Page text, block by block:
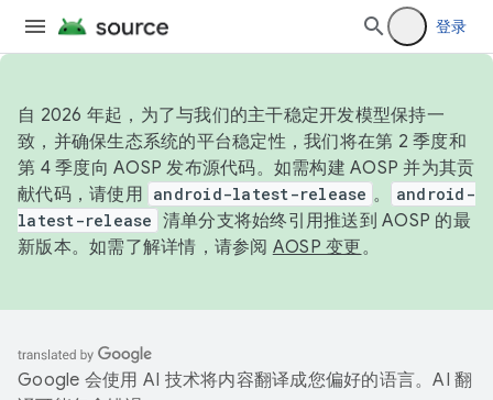
登录
自 2026 年起，为了与我们的主干稳定开发模型保持一
致，并确保生态系统的平台稳定性，我们将在第 2 季度和
第 4 季度向 AOSP 发布源代码。如需构建 AOSP 并为其贡
献代码，请使用 android-latest-release 。
android-
latest-release 清单分支将始终引用推送到 AOSP 的最
新版本。如需了解详情，请参阅 AOSP 变更。
Google 会使用 AI 技术将内容翻译成您偏好的语言。AI 翻